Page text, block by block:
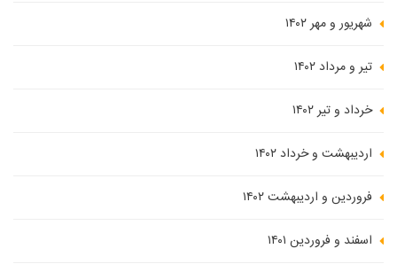
شهریور و مهر ۱۴۰۲
تیر و مرداد ۱۴۰۲
خرداد و تیر ۱۴۰۲
اردیبهشت و خرداد ۱۴۰۲
فروردین و اردیبهشت ۱۴۰۲
اسفند و فروردین ۱۴۰۱